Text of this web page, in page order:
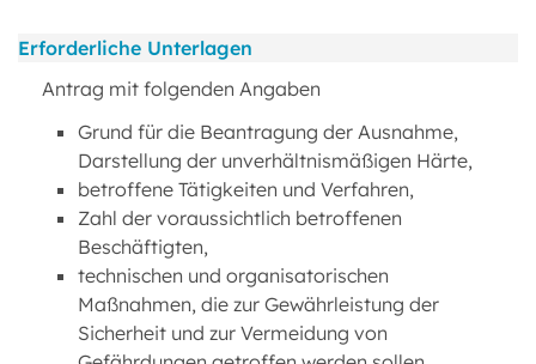
Erforderliche Unterlagen
Antrag mit folgenden Angaben
Grund für die Beantragung der Ausnahme,
Darstellung der unverhältnismäßigen Härte,
betroffene Tätigkeiten und Verfahren,
Zahl der voraussichtlich betroffenen
Beschäftigten,
technischen und organisatorischen
Maßnahmen, die zur Gewährleistung der
Sicherheit und zur Vermeidung von